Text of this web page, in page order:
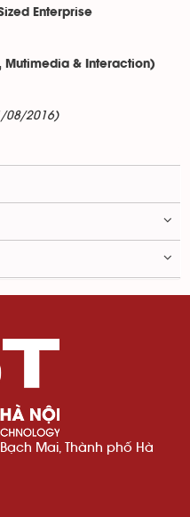
Enterprise
Mutimedia & Interaction)
08/2016)
Mai, Thành phố Hà